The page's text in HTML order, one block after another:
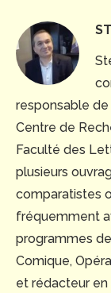
responsable de
Centre de
Faculté des
plusieurs
comparatistes
fréquemment
programmes
Comique,
et rédacteur